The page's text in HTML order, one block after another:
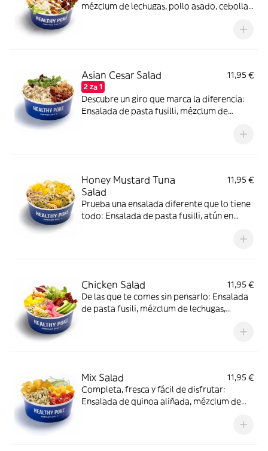
mézclum de lechugas, pollo asado, cebolla
Asian Cesar Salad
2 za 1
11,95 €
Descubre un giro que marca la diferencia:
Ensalada de pasta fusilli, mézclum de
Honey Mustard Tuna
Salad
11,95 €
Prueba una ensalada diferente que lo tiene
todo: Ensalada de pasta fusilli, atún en
girasol, maíz dulce, anacardos y salsa agave
Chicken Salad
11,95 €
De las que te comes sin pensarlo: Ensalada
de pasta fusili, mézclum de lechugas,
pipas de girasol, tomate seco en aceite y
Mix Salad
11,95 €
Completa, fresca y fácil de disfrutar:
Ensalada de quinoa aliñada, mézclum de